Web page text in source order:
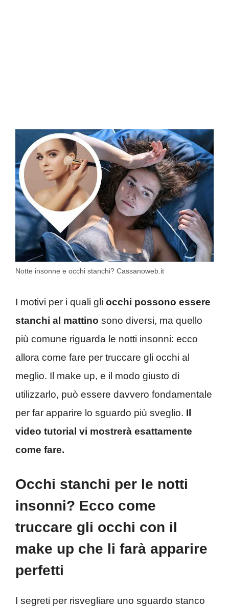
Notte insonne e occhi stanchi? Cassanoweb.it
I motivi per i quali gli occhi possono essere
stanchi al mattino sono diversi, ma quello
più comune riguarda le notti insonni: ecco
allora come fare per truccare gli occhi al
meglio. Il make up, e il modo giusto di
utilizzarlo, può essere davvero fondamentale
per far apparire lo sguardo più sveglio. Il
video tutorial vi mostrerà esattamente
come fare.
Occhi stanchi per le notti
insonni? Ecco come
truccare gli occhi con il
make up che li farà apparire
perfetti
I segreti per risvegliare uno sguardo stanco